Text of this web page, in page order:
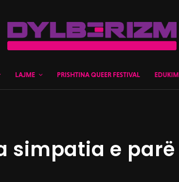
LAJME PRISHTINA QUEER FESTIVAL EDUKIM
simpatia e parë